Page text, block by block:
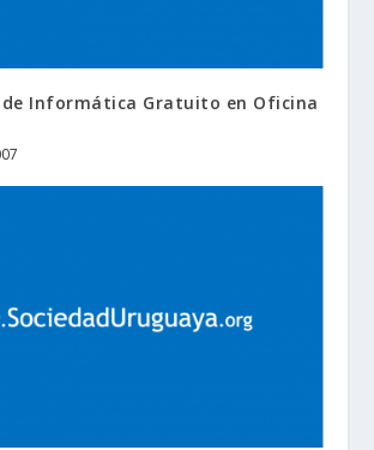
de Informática Gratuito en Oficina